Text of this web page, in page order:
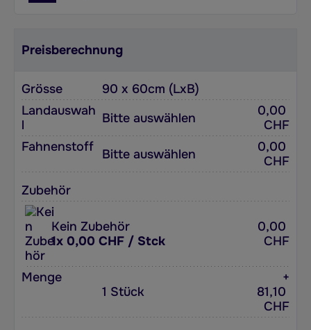
Preisberechnung
Grösse
90 x 60cm (LxB)
Landauswah
l
Bitte auswählen
0,00
CHF
Fahnenstoff Bitte auswählen
0,00
CHF
Zubehör
Kein Zubehör
1x 0,00 CHF / Stck
0,00
CHF
Menge
1 Stück
+
81,10
CHF